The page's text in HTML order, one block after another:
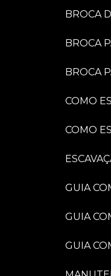
BROCA
BROCA
BROCA
COMO
COMO
GUIA
GUIA
GUIA